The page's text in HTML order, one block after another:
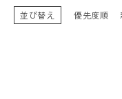
並び替え 優先度順